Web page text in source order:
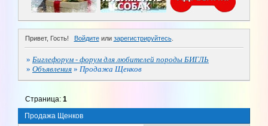
Привет, Гость! Войдитеили зарегистрируйтесь.
» Биглефорум - форум для любителей породы БИГЛЬ
» Объявления » Продажа Щенков
Продажа Щенков
Страница:1